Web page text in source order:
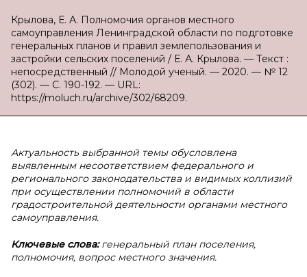
Крылова, Е. А. Полномочия органов местного
самоуправления Ленинградской области по подготовке
генеральных планов и правил землепользования и
застройки сельских поселений / Е. А. Крылова. — Текст :
непосредственный // Молодой ученый. — 2020. — № 12
(302). — С. 190-192. — URL:
https://moluch.ru/archive/302/68209.
Актуальность выбранной темы обусловлена
выявленным несоответствием федерального и
регионального законодательства и видимых коллизий
при осуществлении полномочий в области
градостроительной деятельности органами местного
самоуправления.
Ключевые слова:генеральный план поселения,
полномочия, вопрос местного значения.